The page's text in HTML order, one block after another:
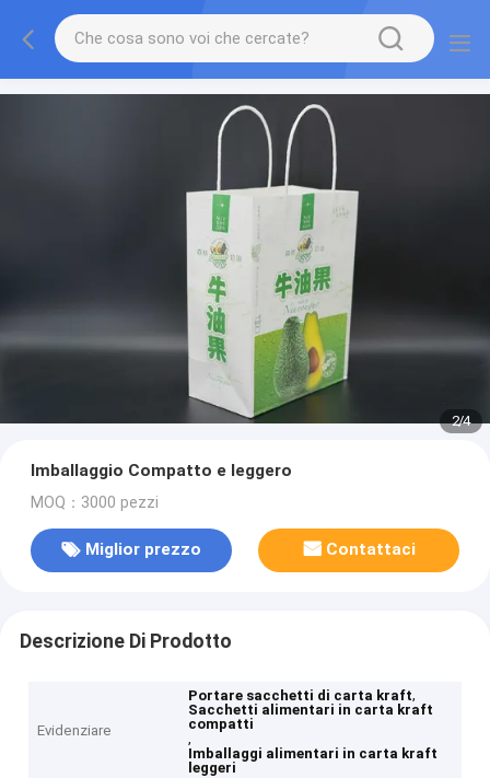
2/4
Imballaggio Compatto e leggero
MOQ：3000 pezzi
Miglior prezzo Contattaci
Descrizione Di Prodotto
Evidenziare
Portare sacchetti di carta kraft,
Sacchetti alimentari in carta kraft
compatti
,
Imballaggi alimentari in carta kraft
leggeri